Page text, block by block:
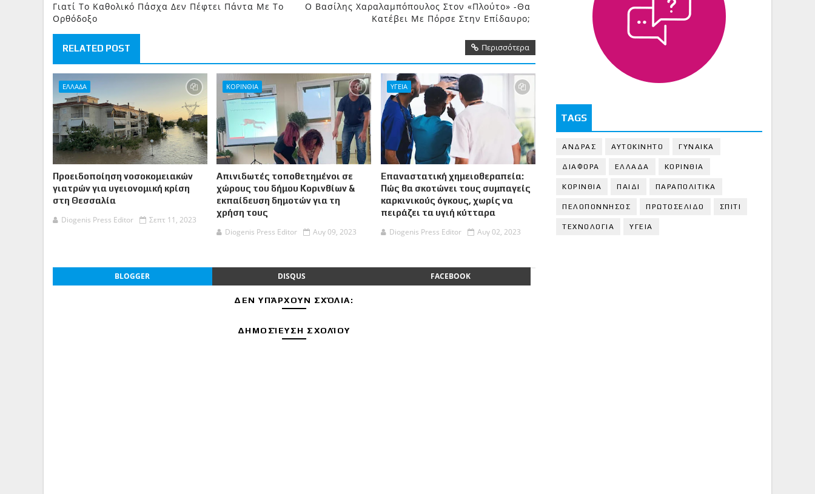
Γιατί Το Καθολικό Πάσχα Δεν Πέφτει Πάντα Με Το
Ορθόδοξο
Ο Βασίλης Χαραλαμπόπουλος Στον «Πλούτο» -Θα
Κατέβει Με Πόρσε Στην Επίδαυρο;
RELATED POST Περισσότερα
ΕΛΛΑΔΑ
Προειδοποίηση νοσοκομειακών
γιατρών για υγειονομική κρίση
στη Θεσσαλία
Diogenis Press Editor
Σεπτ 11, 2023
ΚΟΡΙΝΘΙΑ
Απινιδωτές τοποθετημένοι σε
χώρους του δήμου Κορινθίων &
εκπαίδευση δημοτών για τη
χρήση τους
Diogenis Press Editor
Αυγ 09, 2023
ΥΓΕΙΑ
Επαναστατική χημειοθεραπεία:
Πώς θα σκοτώνει τους συμπαγείς
καρκινικούς όγκους, χωρίς να
πειράζει τα υγιή κύτταρα
Diogenis Press Editor
Αυγ 02, 2023
BLOGGER DISQUS FACEBOOK
ΔΕΝ ΥΠΆΡΧΟΥΝ ΣΧΌΛΙΑ:
ΔΗΜΟΣΊΕΥΣΗ ΣΧΟΛΊΟΥ
TAGS
ΑΝΔΡΑΣ ΑΥΤΟΚΙΝΗΤΟ ΓΥΝΑΙΚΑ
ΔΙΑΦΟΡΑ ΕΛΛΑΔΑ ΚΟΡΙΝΘΙΑ
ΚΟΡΙΝΘΙA ΠΑΙΔΙ ΠΑΡΑΠΟΛΙΤΙΚΑ
ΠΕΛΟΠΟΝΝΗΣΟΣ ΠΡΩΤΟΣΕΛΙΔΟ ΣΠΙΤΙ
ΤΕΧΝΟΛΟΓΙΑ ΥΓΕΙΑ